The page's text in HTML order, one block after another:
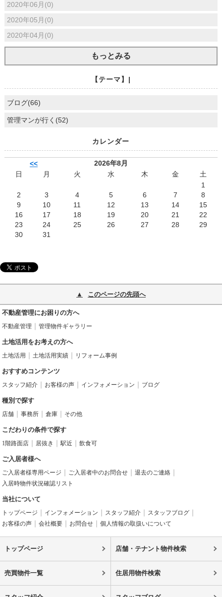
2020年06月(0)
2020年05月(0)
2020年04月(0)
もっとみる
【テーマ】|
ブログ(66)
管理マンが行く(52)
カレンダー
<<
2026年8月
日
月 火 水 木 金
土
1
2
3 4 5 6 7
8
9
10 11 12 13 14
15
16
17 18 19 20 21
22
23
24 25 26 27 28
29
30
31
このページの先頭へ
不動産管理にお困りの方へ
不動産管理 管理物件ギャラリー
土地活用をお考えの方へ
土地活用 土地活用実績 リフォーム事例
おすすめコンテンツ
スタッフ紹介 お客様の声 インフォメーション ブログ
種別で探す
店舗 事務所 倉庫 その他
こだわりの条件で探す
1階路面店 居抜き 駅近 飲食可
ご入居者様へ
ご入居者様専用ページ ご入居者中のお問合せ
退去のご連絡
入居時物件状況確認リスト
当社について
トップページ インフォメーション スタッフ紹介
スタッフブログ
お客様の声
会社概要 お問合せ 個人情報の取扱いについて
トップページ 店舗・テナント物件検索
売買物件一覧 住居用物件検索